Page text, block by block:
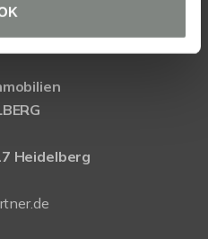
Heidelberg